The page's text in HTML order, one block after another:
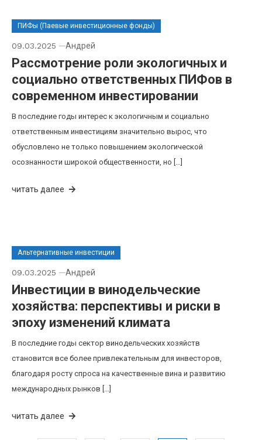
ПИФы (Паевые инвестиционные фонды)
09.03.2025 Андрей
Рассмотрение роли экологичных и
социально ответственных ПИФов в
современном инвестировании
В последние годы интерес к экологичным и социально
ответственным инвестициям значительно вырос, что
обусловлено не только повышением экологической
осознанности широкой общественности, но […]
читать далее
Альтернативные инвестиции
09.03.2025 Андрей
Инвестиции в винодельческие
хозяйства: перспективы и риски в
эпоху изменений климата
В последние годы сектор винодельческих хозяйств
становится все более привлекательным для инвесторов,
благодаря росту спроса на качественные вина и развитию
международных рынков […]
читать далее